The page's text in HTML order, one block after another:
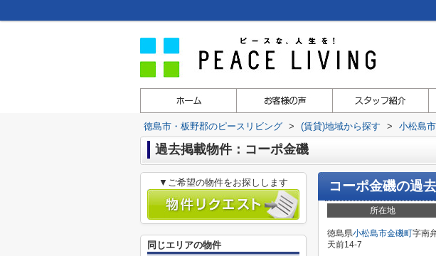
徳島市・板野郡のピースリビング > (賃貸)地域から探す > 小松島市
過去掲載物件：コーポ金磯
コーポ金磯の過
所在地
徳島県小松島市金磯町字南
天前14-7
▼ご希望の物件をお探しします
同じエリアの物件